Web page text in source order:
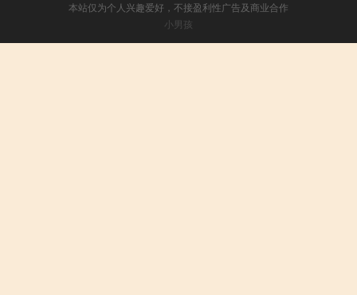
本站仅为个人兴趣爱好，不接盈利性广告及商业合作
小男孩